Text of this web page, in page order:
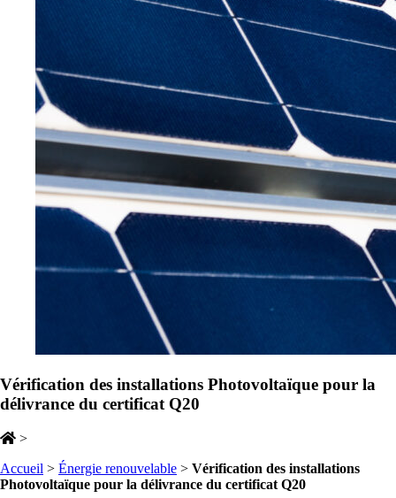
Vérification des installations Photovoltaïque pour la
délivrance du certificat Q20
>
Accueil > Énergie renouvelable > Vérification des installations
Photovoltaïque pour la délivrance du certificat Q20